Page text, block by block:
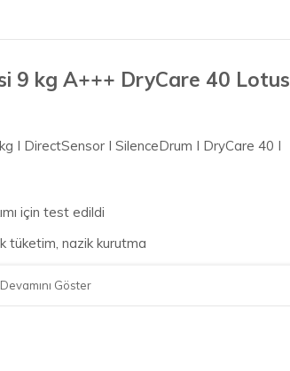
9 kg A+++ DryCare 40 Lotus
I DirectSensor I SilenceDrum I DryCare 40 I
için test edildi
tüketim, nazik kurutma
DryCare 40, 40 °C için idealdir
Devamını Göster